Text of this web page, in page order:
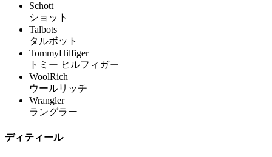
Schott
ショット
Talbots
タルボット
TommyHilfiger
トミー ヒルフィガー
WoolRich
ウールリッチ
Wrangler
ラングラー
ディティール